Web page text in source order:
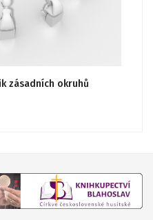
zásadních okruhů